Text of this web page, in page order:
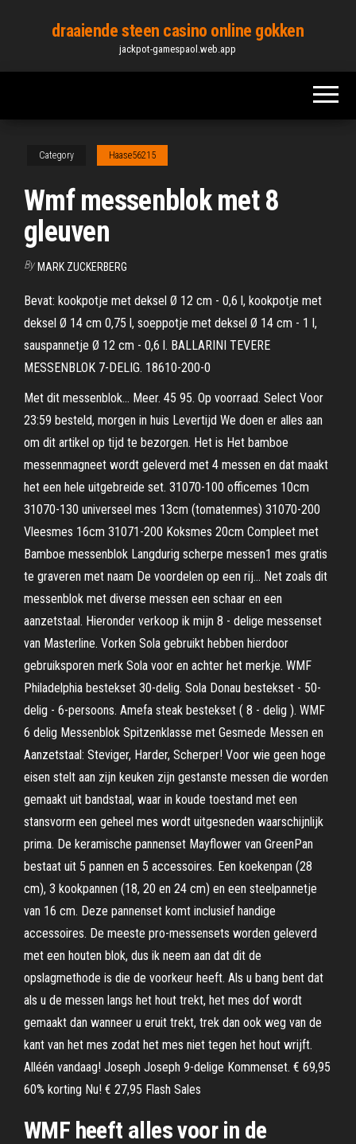
content
draaiende steen casino online gokken
jackpot-gamespaol.web.app
Category Haase56215
Wmf messenblok met 8
gleuven
By MARK ZUCKERBERG
Bevat: kookpotje met deksel Ø 12 cm - 0,6 l, kookpotje met
deksel Ø 14 cm 0,75 l, soeppotje met deksel Ø 14 cm - 1 l,
sauspannetje Ø 12 cm - 0,6 l. BALLARINI TEVERE
MESSENBLOK 7-DELIG. 18610-200-0
Met dit messenblok… Meer. 45 95. Op voorraad. Select Voor
23:59 besteld, morgen in huis Levertijd We doen er alles aan
om dit artikel op tijd te bezorgen. Het is Het bamboe
messenmagneet wordt geleverd met 4 messen en dat maakt
het een hele uitgebreide set. 31070-100 officemes 10cm
31070-130 universeel mes 13cm (tomatenmes) 31070-200
Vleesmes 16cm 31071-200 Koksmes 20cm Compleet met
Bamboe messenblok Langdurig scherpe messen1 mes gratis
te graveren met naam De voordelen op een rij… Net zoals dit
messenblok met diverse messen een schaar en een
aanzetstaal. Hieronder verkoop ik mijn 8 - delige messenset
van Masterline. Vorken Sola gebruikt hebben hierdoor
gebruiksporen merk Sola voor en achter het merkje. WMF
Philadelphia bestekset 30-delig. Sola Donau bestekset - 50-
delig - 6-persoons. Amefa steak bestekset ( 8 - delig ). WMF
6 delig Messenblok Spitzenklasse met Gesmede Messen en
Aanzetstaal: Steviger, Harder, Scherper! Voor wie geen hoge
eisen stelt aan zijn keuken zijn gestanste messen die worden
gemaakt uit bandstaal, waar in koude toestand met een
stansvorm een geheel mes wordt uitgesneden waarschijnlijk
prima. De keramische pannenset Mayflower van GreenPan
bestaat uit 5 pannen en 5 accessoires. Een koekenpan (28
cm), 3 kookpannen (18, 20 en 24 cm) en een steelpannetje
van 16 cm. Deze pannenset komt inclusief handige
accessoires. De meeste pro-messensets worden geleverd
met een houten blok, dus ik neem aan dat dit de
opslagmethode is die de voorkeur heeft. Als u bang bent dat
als u de messen langs het hout trekt, het mes dof wordt
gemaakt dan wanneer u eruit trekt, trek dan ook weg van de
kant van het mes zodat het mes niet tegen het hout wrijft.
Alléén vandaag! Joseph Joseph 9-delige Kommenset. € 69,95
60% korting Nu! € 27,95 Flash Sales
WMF heeft alles voor in de